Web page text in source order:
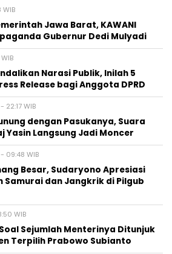
Jawa Barat, KAWANI
Gubernur Dedi Mulyadi
Narasi Publik, Inilah 5
Release bagi Anggota DPRD
WIB
dengan Pasukanya, Suara
Yasin Langsung Jadi Moncer
09:48 WIB
Besar, Sudaryono Apresiasi
Samurai dan Jangkrik di Pilgub
WIB
Sejumlah Menterinya Ditunjuk
Terpilih Prabowo Subianto